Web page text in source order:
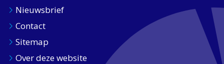
Nieuwsbrief
Contact
Sitemap
Over deze website